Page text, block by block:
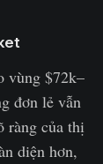
vùng $72k–
đơn lẻ vẫn
ràng của thị
diện hơn,